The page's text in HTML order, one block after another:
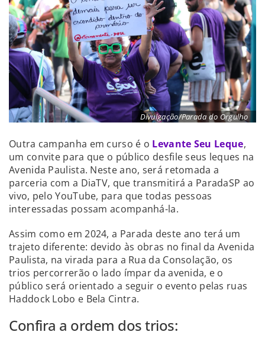
Divulgação/Parada do Orgulho
Outra campanha em curso é o Levante Seu Leque,
um convite para que o público desfile seus leques na
Avenida Paulista. Neste ano, será retomada a
parceria com a DiaTV, que transmitirá a ParadaSP ao
vivo, pelo YouTube, para que todas pessoas
interessadas possam acompanhá-la.
Assim como em 2024, a Parada deste ano terá um
trajeto diferente: devido às obras no final da Avenida
Paulista, na virada para a Rua da Consolação, os
trios percorrerão o lado ímpar da avenida, e o
público será orientado a seguir o evento pelas ruas
Haddock Lobo e Bela Cintra.
Confira a ordem dos trios: